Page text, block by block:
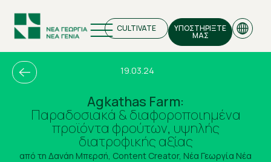
CULTIVATE ΥΠΟΣΤΗΡΙΞΤΕ
ΜΑΣ
EN
19.03.24
Agkathas Farm:
Παραδοσιακά & διαφοροποιημένα
προϊόντα φρούτων, υψηλής
διατροφικής αξίας
από τη Δανάη Μπερσή, Content Creator, Νέα Γεωργία Νέα